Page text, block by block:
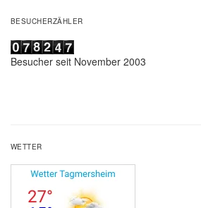
BESUCHERZÄHLER
Besucher seit November 2003
WETTER